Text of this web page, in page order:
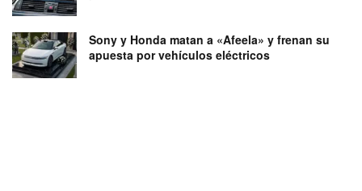
Sony y Honda matan a «Afeela» y frenan su
apuesta por vehículos eléctricos